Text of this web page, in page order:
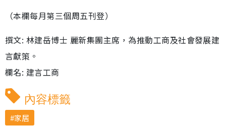
（本欄每月第三個周五刊登）
撰文: 林建岳博士 麗新集團主席，為推動工商及社會發展建
言獻策。
欄名: 建言工商
內容標籤
家居